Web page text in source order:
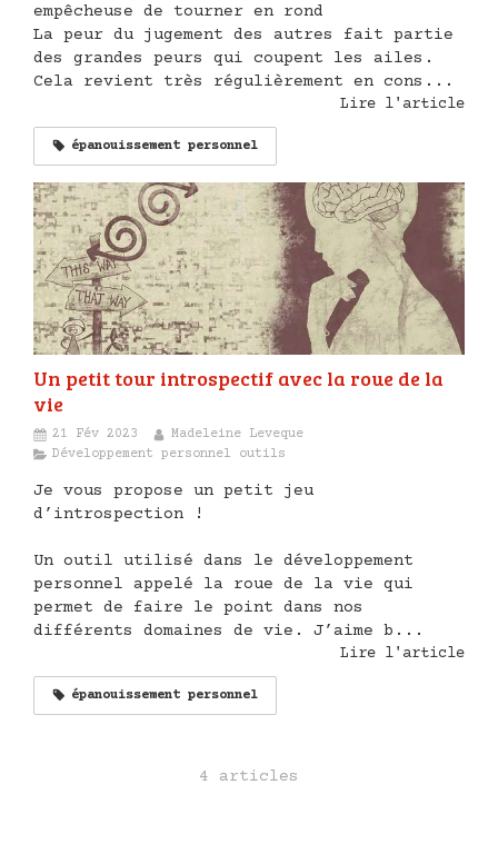
empêcheuse de tourner en rond
La peur du jugement des autres fait partie
des grandes peurs qui coupent les ailes.
Cela revient très régulièrement en cons...
Lire l'article
épanouissement personnel
Un petit tour introspectif avec la roue de la
vie
21 Fév 2023
Madeleine Leveque
Développement personnel outils
Je vous propose un petit jeu
d’introspection !
Un outil utilisé dans le développement
personnel appelé la roue de la vie qui
permet de faire le point dans nos
différents domaines de vie. J’aime b...
Lire l'article
épanouissement personnel
4 articles